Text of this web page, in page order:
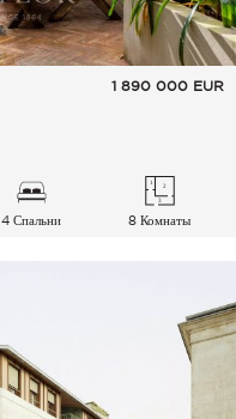
1 890 000 EUR
4 Спальни 8 Комнаты